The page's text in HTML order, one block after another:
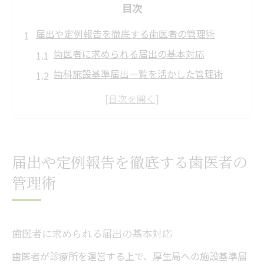
目次
届出や定例報告を徹底する歯医者の管理術
歯医者に求められる届出の基本対応
歯科施設基準届出一覧を活かした管理術
定例報告ミスを防ぐ歯医者の実践方法
医療報告体制の整備が信頼を高める理由
歯医者の医療報告体制が信頼を築く要素
歯科施設基準と報告体制の関係性を解説
施設基準届出がもたらす信頼性向上効果
歯科定例報告の透明性向上のポイント
届出や定例報告を徹底する歯医者の
管理術
歯医者に求められる届出の基本対応
歯医者が診療所を運営する上で、厚生局への施設基準届